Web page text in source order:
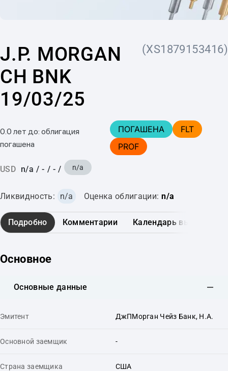
J.P. MORGAN
CH BNK
19/03/25
(XS1879153416)
0.0 лет до: облигация
погашена
ПОГАШЕНА
FLT
PROF
USD n/a / - / - / n/a
Ликвидность: n/a Оценка облигации: n/a
Подробно Комментарии Календарь выплат
Основное
Основные данные
Эмитент ДжПМорган Чейз Банк, Н.А.
Основной заемщик -
Страна заемщика США